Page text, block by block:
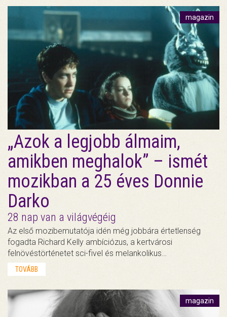
magazin
„Azok a legjobb álmaim,
amikben meghalok” – ismét
mozikban a 25 éves Donnie
Darko
28 nap van a világvégéig
Az első mozibemutatója idén még jobbára értetlenség
fogadta Richard Kelly ambíciózus, a kertvárosi
felnövéstörténetet sci-fivel és melankolikus…
TOVÁBB
magazin